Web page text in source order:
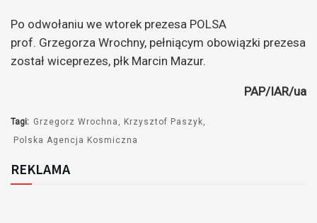
Po odwołaniu we wtorek prezesa POLSA
prof. Grzegorza Wrochny, pełniącym obowiązki prezesa
został wiceprezes, płk Marcin Mazur.
PAP/IAR/ua
Tagi: Grzegorz Wrochna
Krzysztof Paszyk
Polska Agencja Kosmiczna
REKLAMA